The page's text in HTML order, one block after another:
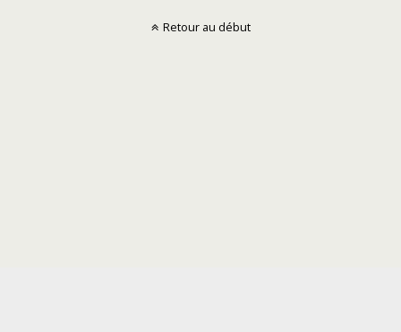
Retour au début